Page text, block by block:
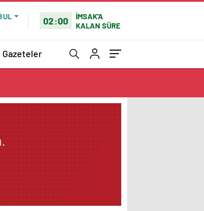
02:00
İMSAK'A
KALAN SÜRE
Gazeteler